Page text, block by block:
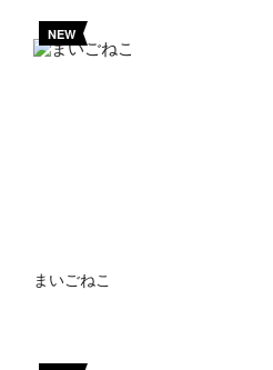
NEW
まいごねこ